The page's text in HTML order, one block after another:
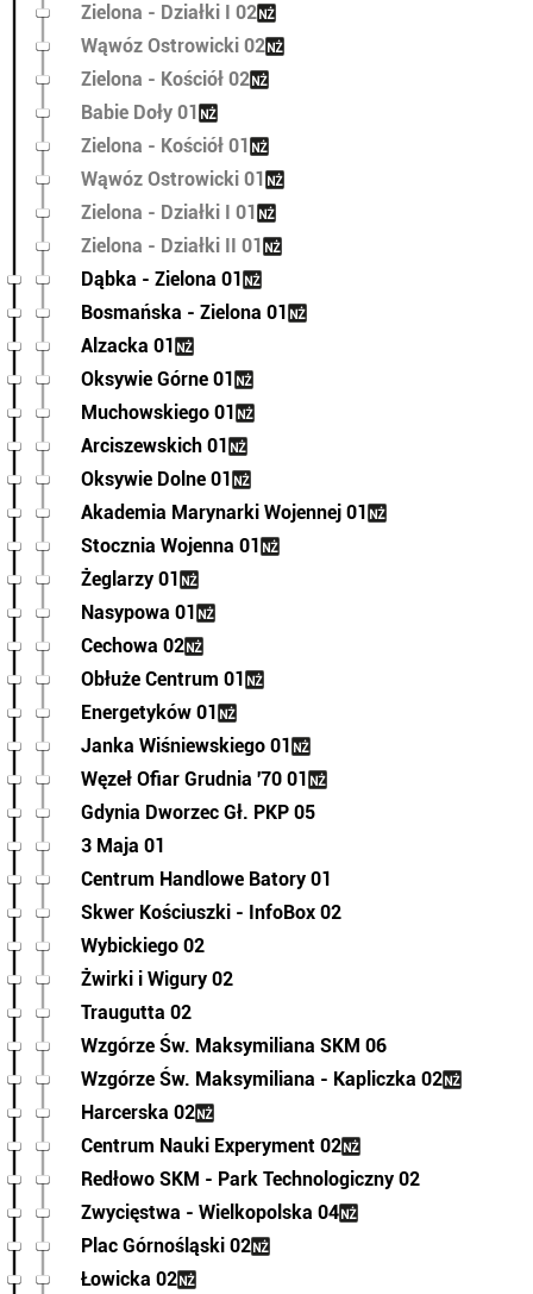
Zielona - Działki I 02
Wąwóz Ostrowicki 02
Zielona - Kościół 02
Babie Doły 01
Zielona - Kościół 01
Wąwóz Ostrowicki 01
Zielona - Działki I 01
Zielona - Działki II 01
Dąbka - Zielona 01
Bosmańska - Zielona 01
Alzacka 01
Oksywie Górne 01
Muchowskiego 01
Arciszewskich 01
Oksywie Dolne 01
Akademia Marynarki Wojennej 01
Stocznia Wojenna 01
Żeglarzy 01
Nasypowa 01
Cechowa 02
Obłuże Centrum 01
Energetyków 01
Janka Wiśniewskiego 01
Węzeł Ofiar Grudnia '70 01
Gdynia Dworzec Gł. PKP 05
3 Maja 01
Centrum Handlowe Batory 01
Skwer Kościuszki - InfoBox 02
Wybickiego 02
Żwirki i Wigury 02
Traugutta 02
Wzgórze Św. Maksymiliana SKM 06
Wzgórze Św. Maksymiliana - Kapliczka 02
Harcerska 02
Centrum Nauki Experyment 02
Redłowo SKM - Park Technologiczny 02
Zwycięstwa - Wielkopolska 04
Plac Górnośląski 02
Łowicka 02